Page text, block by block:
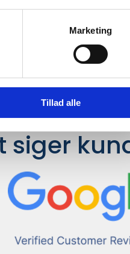
Marketing
Tillad alle
siger